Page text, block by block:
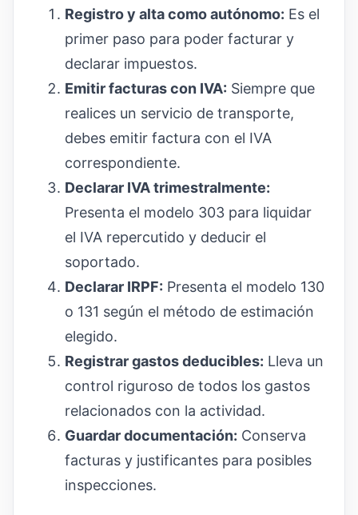
Registro y alta como autónomo: Es el
primer paso para poder facturar y
declarar impuestos.
Emitir facturas con IVA: Siempre que
realices un servicio de transporte,
debes emitir factura con el IVA
correspondiente.
Declarar IVA trimestralmente:
Presenta el modelo 303 para liquidar
el IVA repercutido y deducir el
soportado.
Declarar IRPF: Presenta el modelo 130
o 131 según el método de estimación
elegido.
Registrar gastos deducibles: Lleva un
control riguroso de todos los gastos
relacionados con la actividad.
Guardar documentación: Conserva
facturas y justificantes para posibles
inspecciones.